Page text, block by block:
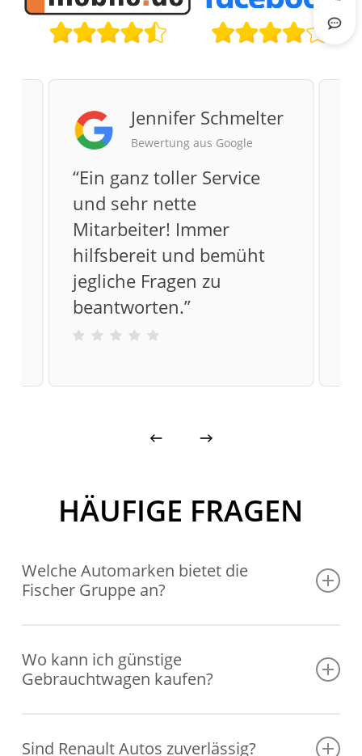
Jennifer Schmelter
Bewertung aus Google
“Ein ganz toller Service
und sehr nette
Mitarbeiter! Immer
hilfsbereit und bemüht
jegliche Fragen zu
beantworten.”
HÄUFIGE FRAGEN
Welche Automarken bietet die
Fischer Gruppe an?
Händler für Renault und Dacia Fahrzeuge. Wir
bieten eine breite Palette von Modellen beider
Wo kann ich günstige
Gebrauchtwagen kaufen?
Auswahl an qualitativ hochwertigen
Sind Renault Autos zuverlässig?